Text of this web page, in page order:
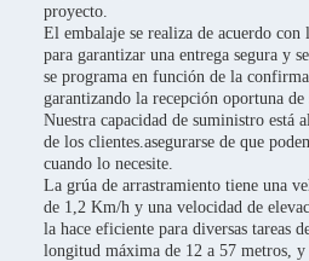
proyecto.
El embalaje se realiza de acuerdo
para garantizar una entrega segura y
se programa en función de la
garantizando la recepción oportuna de
Nuestra capacidad de suministro está
de los clientes.asegurarse de que
cuando lo necesite.
La grúa de arrastramiento tiene una
de 1,2 Km/h y una velocidad de
la hace eficiente para diversas tareas
longitud máxima de 12 a 57 metros,